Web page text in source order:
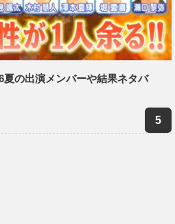
夏の出演メンバーや結果ネタバ